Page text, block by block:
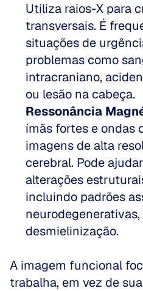
Utiliza raios-X para
transversais. É
situações de
problemas como
intracraniano,
ou lesão na cabeça.
Ressonância
ímãs fortes e ondas
imagens de alta
cerebral. Pode
alterações
incluindo padrões
desmielinização.
A imagem funcional
trabalha, em vez de